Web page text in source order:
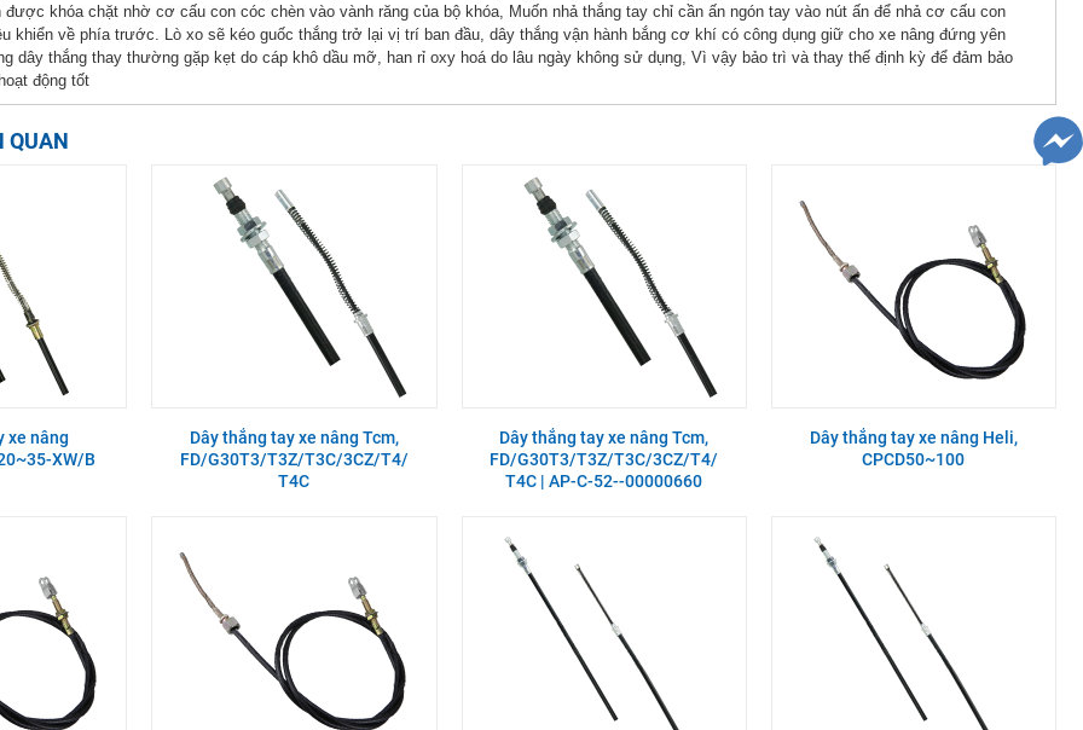
được khóa chặt nhờ cơ cấu con cóc chèn vào vành răng của bộ khóa, Muốn nhả thắng tay chỉ cần ấn ngón tay vào nút ấn để nhả cơ cấu con
khiển về phía trước. Lò xo sẽ kéo guốc thắng trở lại vị trí ban đầu, dây thắng vận hành bắng cơ khí có công dụng giữ cho xe nâng đứng yên
dây thắng thay thường gặp kẹt do cáp khô dầu mỡ, han rỉ oxy hoá do lâu ngày không sử dụng, Vì vậy bảo trì và thay thế định kỳ để đảm bảo
động tốt
QUAN
xe nâng
XW/B
Dây thắng tay xe nâng Tcm,
FD/G30T3/T3Z/T3C/3CZ/T4/
T4C
Dây thắng tay xe nâng Tcm,
FD/G30T3/T3Z/T3C/3CZ/T4/
T4C | AP-C-52--00000660
Dây thắng tay xe nâng Heli,
CPCD50~100